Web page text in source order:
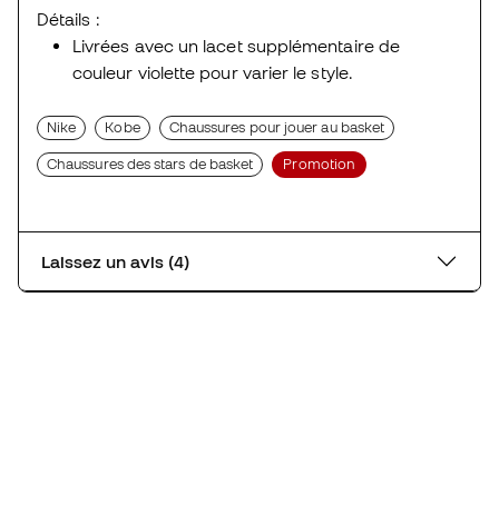
Détails :
Livrées avec un lacet supplémentaire de
couleur violette pour varier le style.
Nike Kobe Chaussures pour jouer au basket
Chaussures des stars de basket Promotion
Laissez un avis (4)